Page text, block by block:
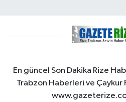
En güncel Son Dakika Rize
Trabzon Haberleri ve Çaykur